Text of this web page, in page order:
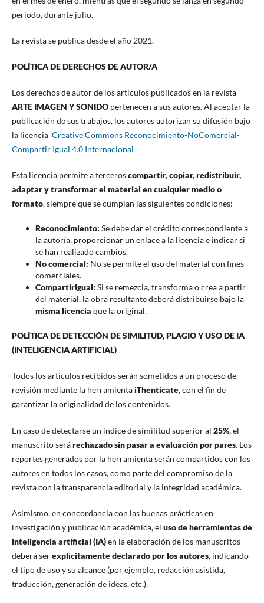
periodo, durante julio.
La revista se publica desde el año 2021.
POLÍTICA DE DERECHOS DE AUTOR/A
Los derechos de autor de los artículos publicados en la revista
ARTE IMAGEN Y SONIDOpertenecen a sus autores. Al aceptar la
publicación de sus trabajos, los autores autorizan su difusión bajo
la licencia Creative Commons Reconocimiento-NoComercial-
Compartir Igual 4.0 Internacional
Esta licencia permite a terceroscompartir, copiar, redistribuir,
adaptar y transformar el material en cualquier medio o
formato, siempre que se cumplan las siguientes condiciones:
Reconocimiento: Se debe dar el crédito correspondiente a
la autoría, proporcionar un enlace a la licencia e indicar si
se han realizado cambios.
No comercial: No se permite el uso del material con fines
comerciales.
CompartirIgual: Si se remezcla, transforma o crea a partir
del material, la obra resultante deberá distribuirse bajo la
misma licencia que la original.
POLÍTICA DE DETECCIÓN DE SIMILITUD, PLAGIO Y USO DE IA
(INTELIGENCIA ARTIFICIAL)
Todos los artículos recibidos serán sometidos a un proceso de
revisión mediante la herramientaiThenticate, con el fin de
garantizar la originalidad de los contenidos.
En caso de detectarse un índice de similitud superior al 25%, el
manuscrito serárechazado sin pasar a evaluación por pares. Los
reportes generados por la herramienta serán compartidos con los
autores en todos los casos, como parte del compromiso de la
revista con la transparencia editorial y la integridad académica.
Asimismo, en concordancia con las buenas prácticas en
investigación y publicación académica, el uso de herramientas de
inteligencia artificial (IA)en la elaboración de los manuscritos
deberá serexplícitamente declarado por los autores, indicando
el tipo de uso y su alcance (por ejemplo, redacción asistida,
traducción, generación de ideas, etc.).